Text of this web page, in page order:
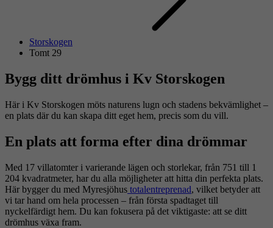
Storskogen
Tomt 29
Bygg ditt drömhus i Kv Storskogen
Här i Kv Storskogen möts naturens lugn och stadens bekvämlighet –
en plats där du kan skapa ditt eget hem, precis som du vill.
En plats att forma efter dina drömmar
Med 17 villatomter i varierande lägen och storlekar, från 751 till 1
204 kvadratmeter, har du alla möjligheter att hitta din perfekta plats.
Här bygger du med Myresjöhus totalentreprenad, vilket betyder att
vi tar hand om hela processen – från första spadtaget till
nyckelfärdigt hem. Du kan fokusera på det viktigaste: att se ditt
drömhus växa fram.